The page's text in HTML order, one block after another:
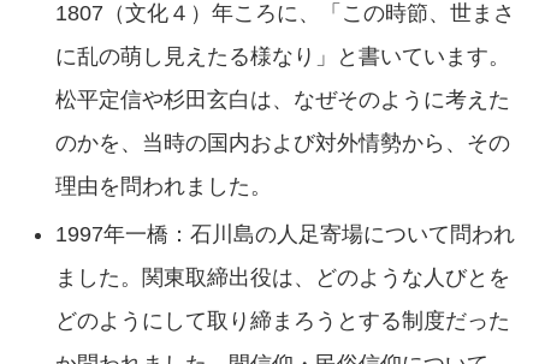
1807（文化４）年ころに、「この時節、世まさ
に乱の萌し見えたる様なり」と書いています。
松平定信や杉田玄白は、なぜそのように考えた
のかを、当時の国内および対外情勢から、その
理由を問われました。
1997年一橋：石川島の人足寄場について問われ
ました。関東取締出役は、どのような人びとを
どのようにして取り締まろうとする制度だった